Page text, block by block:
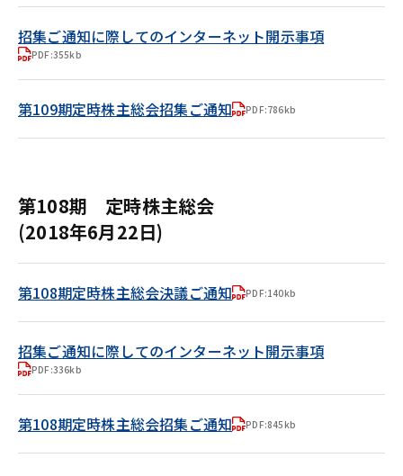
招集ご通知に際してのインターネット開示事項
PDF:355kb
第109期定時株主総会招集ご通知 PDF:786kb
第108期 定時株主総会
(2018年6月22日)
第108期定時株主総会決議ご通知 PDF:140kb
招集ご通知に際してのインターネット開示事項
PDF:336kb
第108期定時株主総会招集ご通知 PDF:845kb